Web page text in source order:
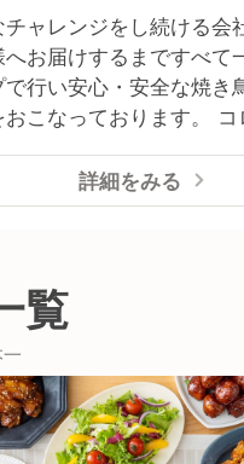
チャレンジをし続ける会
へお届けするまですべて
で行い安心・安全な焼き
こなっております。
と言われています。弊社
ンとしての強みを持つ
生活に密着した「食」
、日本全国に安全で常
しています。 厳選素
練スタッフが店頭で丹念
卓に安全で美味しいもの
詳細をみる
覧